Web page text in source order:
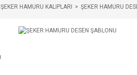
ŞEKER HAMURU KALIPLARI ŞEKER HAMURU